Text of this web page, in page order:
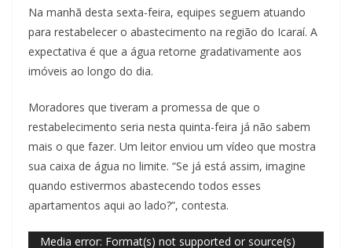
Na manhã desta sexta-feira, equipes seguem atuando
para restabelecer o abastecimento na região do Icaraí. A
expectativa é que a água retorne gradativamente aos
imóveis ao longo do dia.
Moradores que tiveram a promessa de que o
restabelecimento seria nesta quinta-feira já não sabem
mais o que fazer. Um leitor enviou um vídeo que mostra
sua caixa de água no limite. “Se já está assim, imagine
quando estivermos abastecendo todos esses
apartamentos aqui ao lado?”, contesta.
Tocador
Media error: Format(s) not supported or source(s)